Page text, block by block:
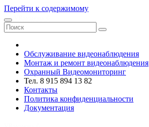
Перейти к содержимому
Обслуживание видеонаблюдения
Монтаж и ремонт видеонаблюдения
Охранный Видеомониторинг
Тел. 8 915 894 13 82
Контакты
Политика конфиденциальности
Документация